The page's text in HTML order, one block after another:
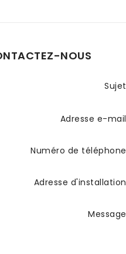
NOUS
Sujet
Adresse e-mail
Numéro de téléphone
Adresse d'installation
Message